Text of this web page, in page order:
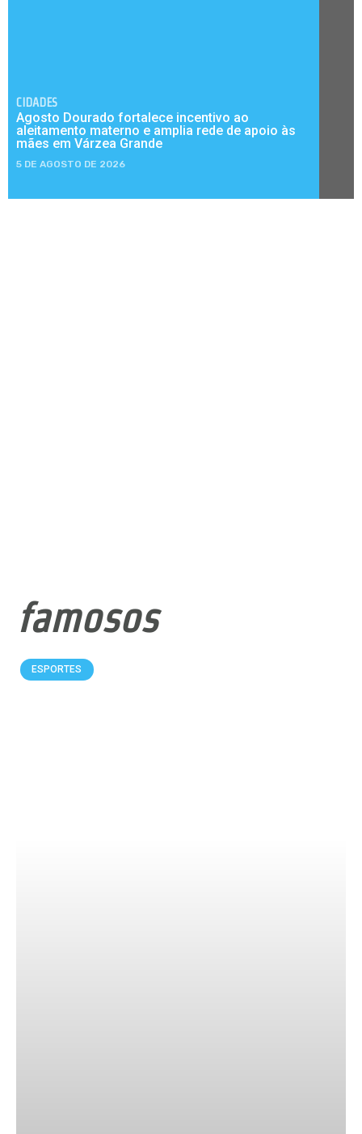
CIDADES
Agosto Dourado fortalece incentivo ao
aleitamento materno e amplia rede de apoio às
mães em Várzea Grande
5 DE AGOSTO DE 2026
famosos
ESPORTES